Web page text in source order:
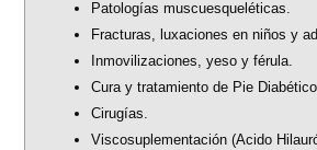
Patologías muscuesqueléticas.
Fracturas, luxaciones en niños y
Inmovilizaciones, yeso y férula.
Cura y tratamiento de Pie
Cirugías.
Viscosuplementación (Acido